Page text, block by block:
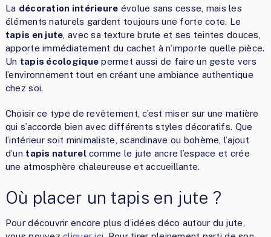
La décoration intérieure évolue sans cesse, mais les
éléments naturels gardent toujours une forte cote. Le
tapis en jute , avec sa texture brute et ses teintes douces,
apporte immédiatement du cachet à n’importe quelle pièce.
Un tapis écologique permet aussi de faire un geste vers
l’environnement tout en créant une ambiance authentique
chez soi.
Choisir ce type de revêtement, c’est miser sur une matière
qui s’accorde bien avec différents styles décoratifs. Que
l’intérieur soit minimaliste, scandinave ou bohème, l’ajout
d’un tapis naturelcomme le jute ancre l’espace et crée
une atmosphère chaleureuse et accueillante.
Où placer un tapis en jute ?
Pour découvrir encore plus d’idées déco autour du jute,